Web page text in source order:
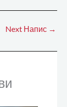
Next Напис →